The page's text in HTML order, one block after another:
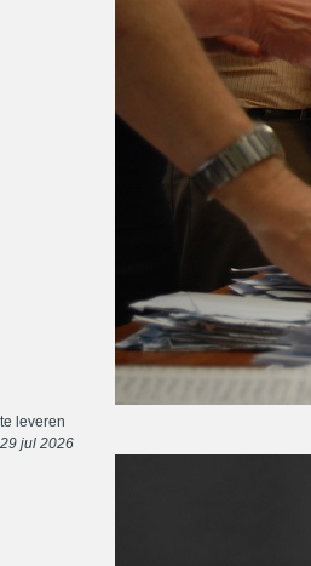
te leveren
29 jul 2026